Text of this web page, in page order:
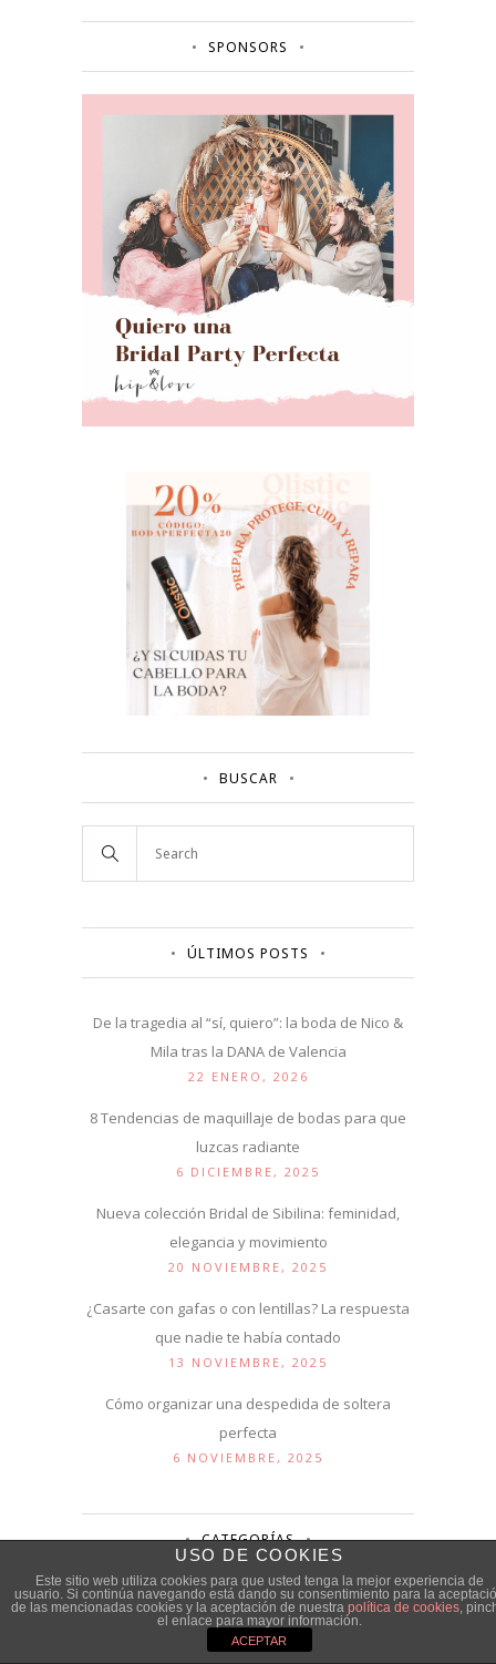
SPONSORS
BUSCAR
ÚLTIMOS POSTS
De la tragedia al “sí, quiero”: la boda de Nico &
Mila tras la DANA de Valencia
22 ENERO, 2026
8 Tendencias de maquillaje de bodas para que
luzcas radiante
6 DICIEMBRE, 2025
Nueva colección Bridal de Sibilina: feminidad,
elegancia y movimiento
20 NOVIEMBRE, 2025
¿Casarte con gafas o con lentillas? La respuesta
que nadie te había contado
13 NOVIEMBRE, 2025
Cómo organizar una despedida de soltera
perfecta
6 NOVIEMBRE, 2025
CATEGORÍAS
Categorías
USO DE COOKIES
Este sitio web utiliza cookies para que usted tenga la mejor experiencia de
usuario. Si continúa navegando está dando su consentimiento para la
de las mencionadas cookies y la aceptación de nuestra política de cookies,
el enlace para mayor información.
ACEPTAR